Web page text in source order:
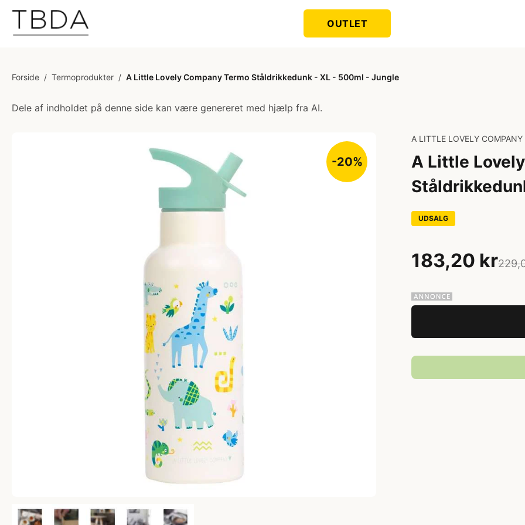
OUTLET
Forside / Termoprodukter / A Little Lovely Company Termo Ståldrikkedunk - XL - 500ml - Jungle
Dele af indholdet på denne side kan være genereret med hjælp fra AI.
-20%
A LITTLE LOVELY COMPANY
A Little
UDSALG
183,20 kr